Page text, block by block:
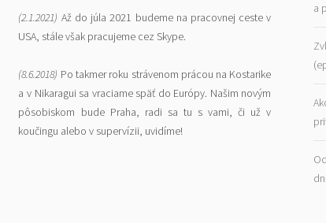
(2.1.2021) Až do júla 2021 budeme na pracovnej ceste v
USA, stále však pracujeme cez Skype.
(8.6.2018) Po takmer roku strávenom prácou na Kostarike
a v Nikaragui sa vraciame späť do Európy. Našim novým
pôsobiskom bude Praha, radi sa tu s vami, či už v
koučingu alebo v supervízii, uvidíme!
a